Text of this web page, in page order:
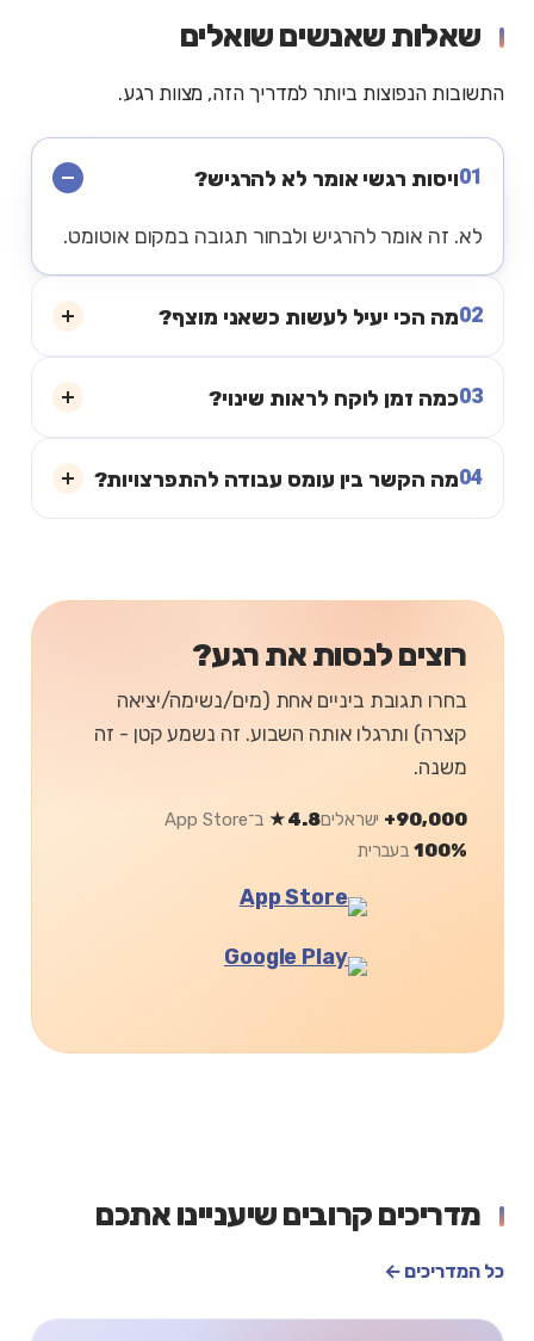
שאלות שאנשים שואלים
התשובות הנפוצות ביותר למדריך הזה, מצוות רגע.
01ויסות רגשי אומר לא להרגיש?
לא. זה אומר להרגיש ולבחור תגובה במקום אוטומט.
02מה הכי יעיל לעשות כשאני מוצף?
03כמה זמן לוקח לראות שינוי?
04מה הקשר בין עומס עבודה להתפרצויות?
רוצים לנסות את רגע?
בחרו תגובת ביניים אחת (מים/נשימה/יציאה
קצרה) ותרגלו אותה השבוע. זה נשמע קטן - זה
משנה.
90,000+ ישראלים4.8★
ב־App Store
100%בעברית
מדריכים קרובים שיעניינו אתכם
כל המדריכים ←